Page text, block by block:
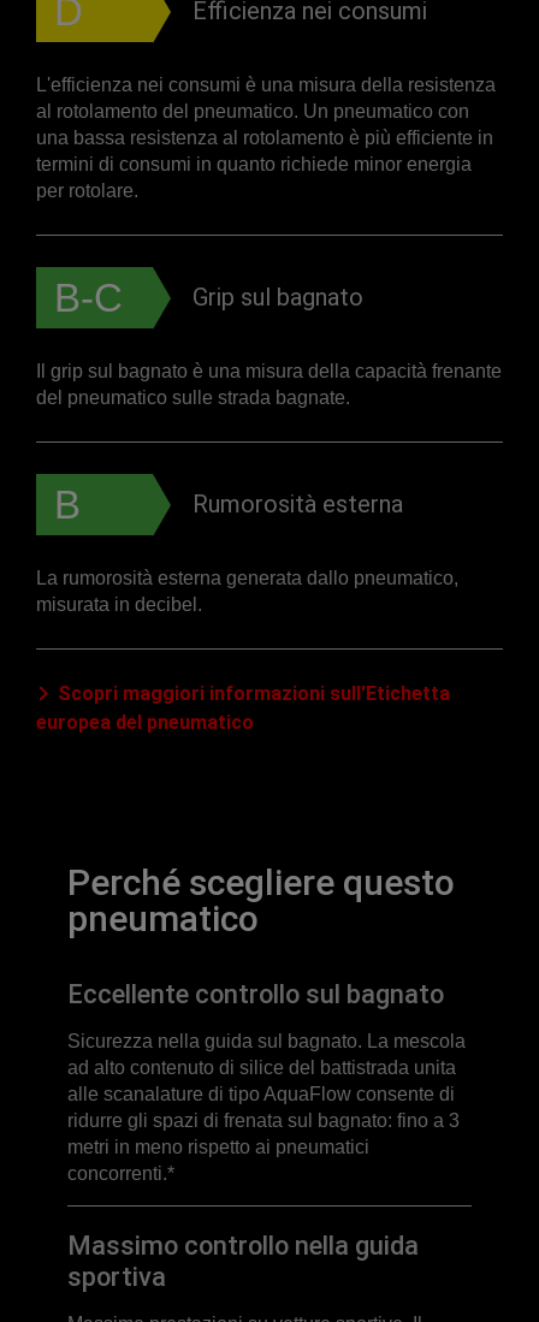
D Efficienza nei consumi
L'efficienza nei consumi è una misura della resistenza
al rotolamento del pneumatico. Un pneumatico con
una bassa resistenza al rotolamento è più efficiente in
termini di consumi in quanto richiede minor energia
per rotolare.
B-C Grip sul bagnato
Il grip sul bagnato è una misura della capacità frenante
del pneumatico sulle strada bagnate.
B Rumorosità esterna
La rumorosità esterna generata dallo pneumatico,
misurata in decibel.
Scopri maggiori informazioni sull'Etichetta
europea del pneumatico
Perché scegliere questo
pneumatico
Eccellente controllo sul bagnato
Sicurezza nella guida sul bagnato. La mescola
ad alto contenuto di silice del battistrada unita
alle scanalature di tipo AquaFlow consente di
ridurre gli spazi di frenata sul bagnato: fino a 3
metri in meno rispetto ai pneumatici
concorrenti.*
Massimo controllo nella guida
sportiva